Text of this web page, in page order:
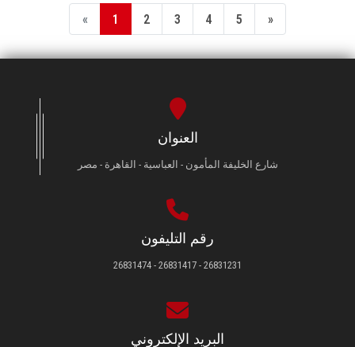
« 1 2 3 4 5 »
العنوان
شارع الخليفة المأمون - العباسية - القاهرة - مصر
رقم التليفون
26831231 - 26831417 - 26831474
البريد الإلكتروني